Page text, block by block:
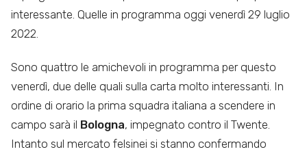
interessante. Quelle in programma oggi venerdì 29 luglio
2022.
Sono quattro le amichevoli in programma per questo
venerdì, due delle quali sulla carta molto interessanti. In
ordine di orario la prima squadra italiana a scendere in
campo sarà il Bologna, impegnato contro il Twente.
Intanto sul mercato felsinei si stanno confermando